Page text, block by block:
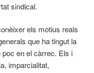
sindical.
els motius reals
que ha tingut la
poc en el càrrec. Els i
imparcialitat,